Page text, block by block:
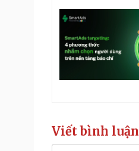
Viết bình luận